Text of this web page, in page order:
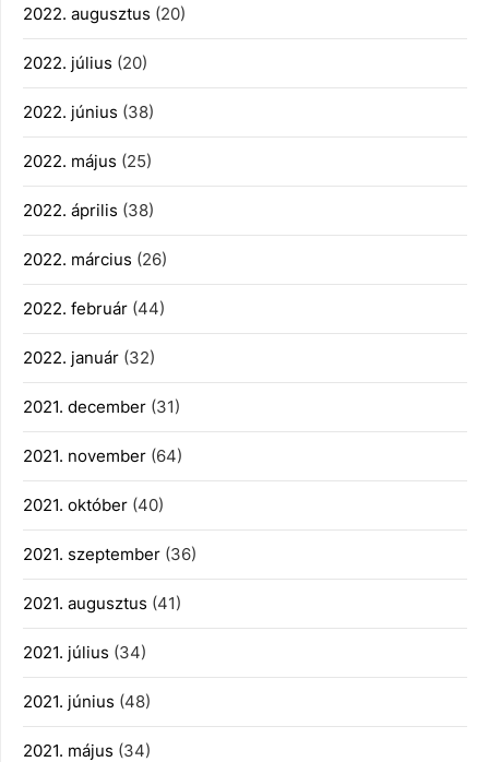
2022. augusztus (20)
2022. július (20)
2022. június (38)
2022. május (25)
2022. április (38)
2022. március (26)
2022. február (44)
2022. január (32)
2021. december (31)
2021. november (64)
2021. október (40)
2021. szeptember (36)
2021. augusztus (41)
2021. július (34)
2021. június (48)
2021. május (34)